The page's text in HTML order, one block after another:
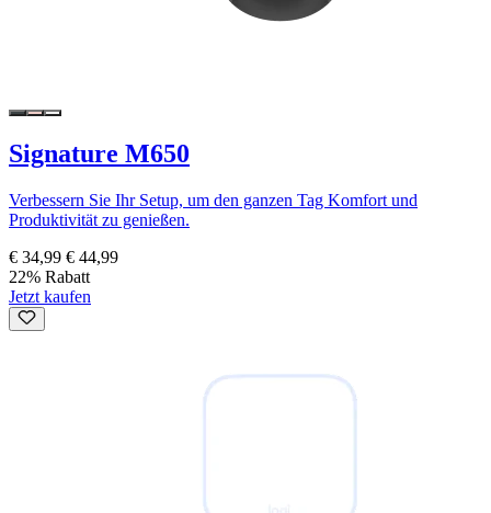
Signature M650
Verbessern Sie Ihr Setup, um den ganzen Tag Komfort und
Produktivität zu genießen.
€ 34,99 € 44,99
22% Rabatt
Jetzt kaufen